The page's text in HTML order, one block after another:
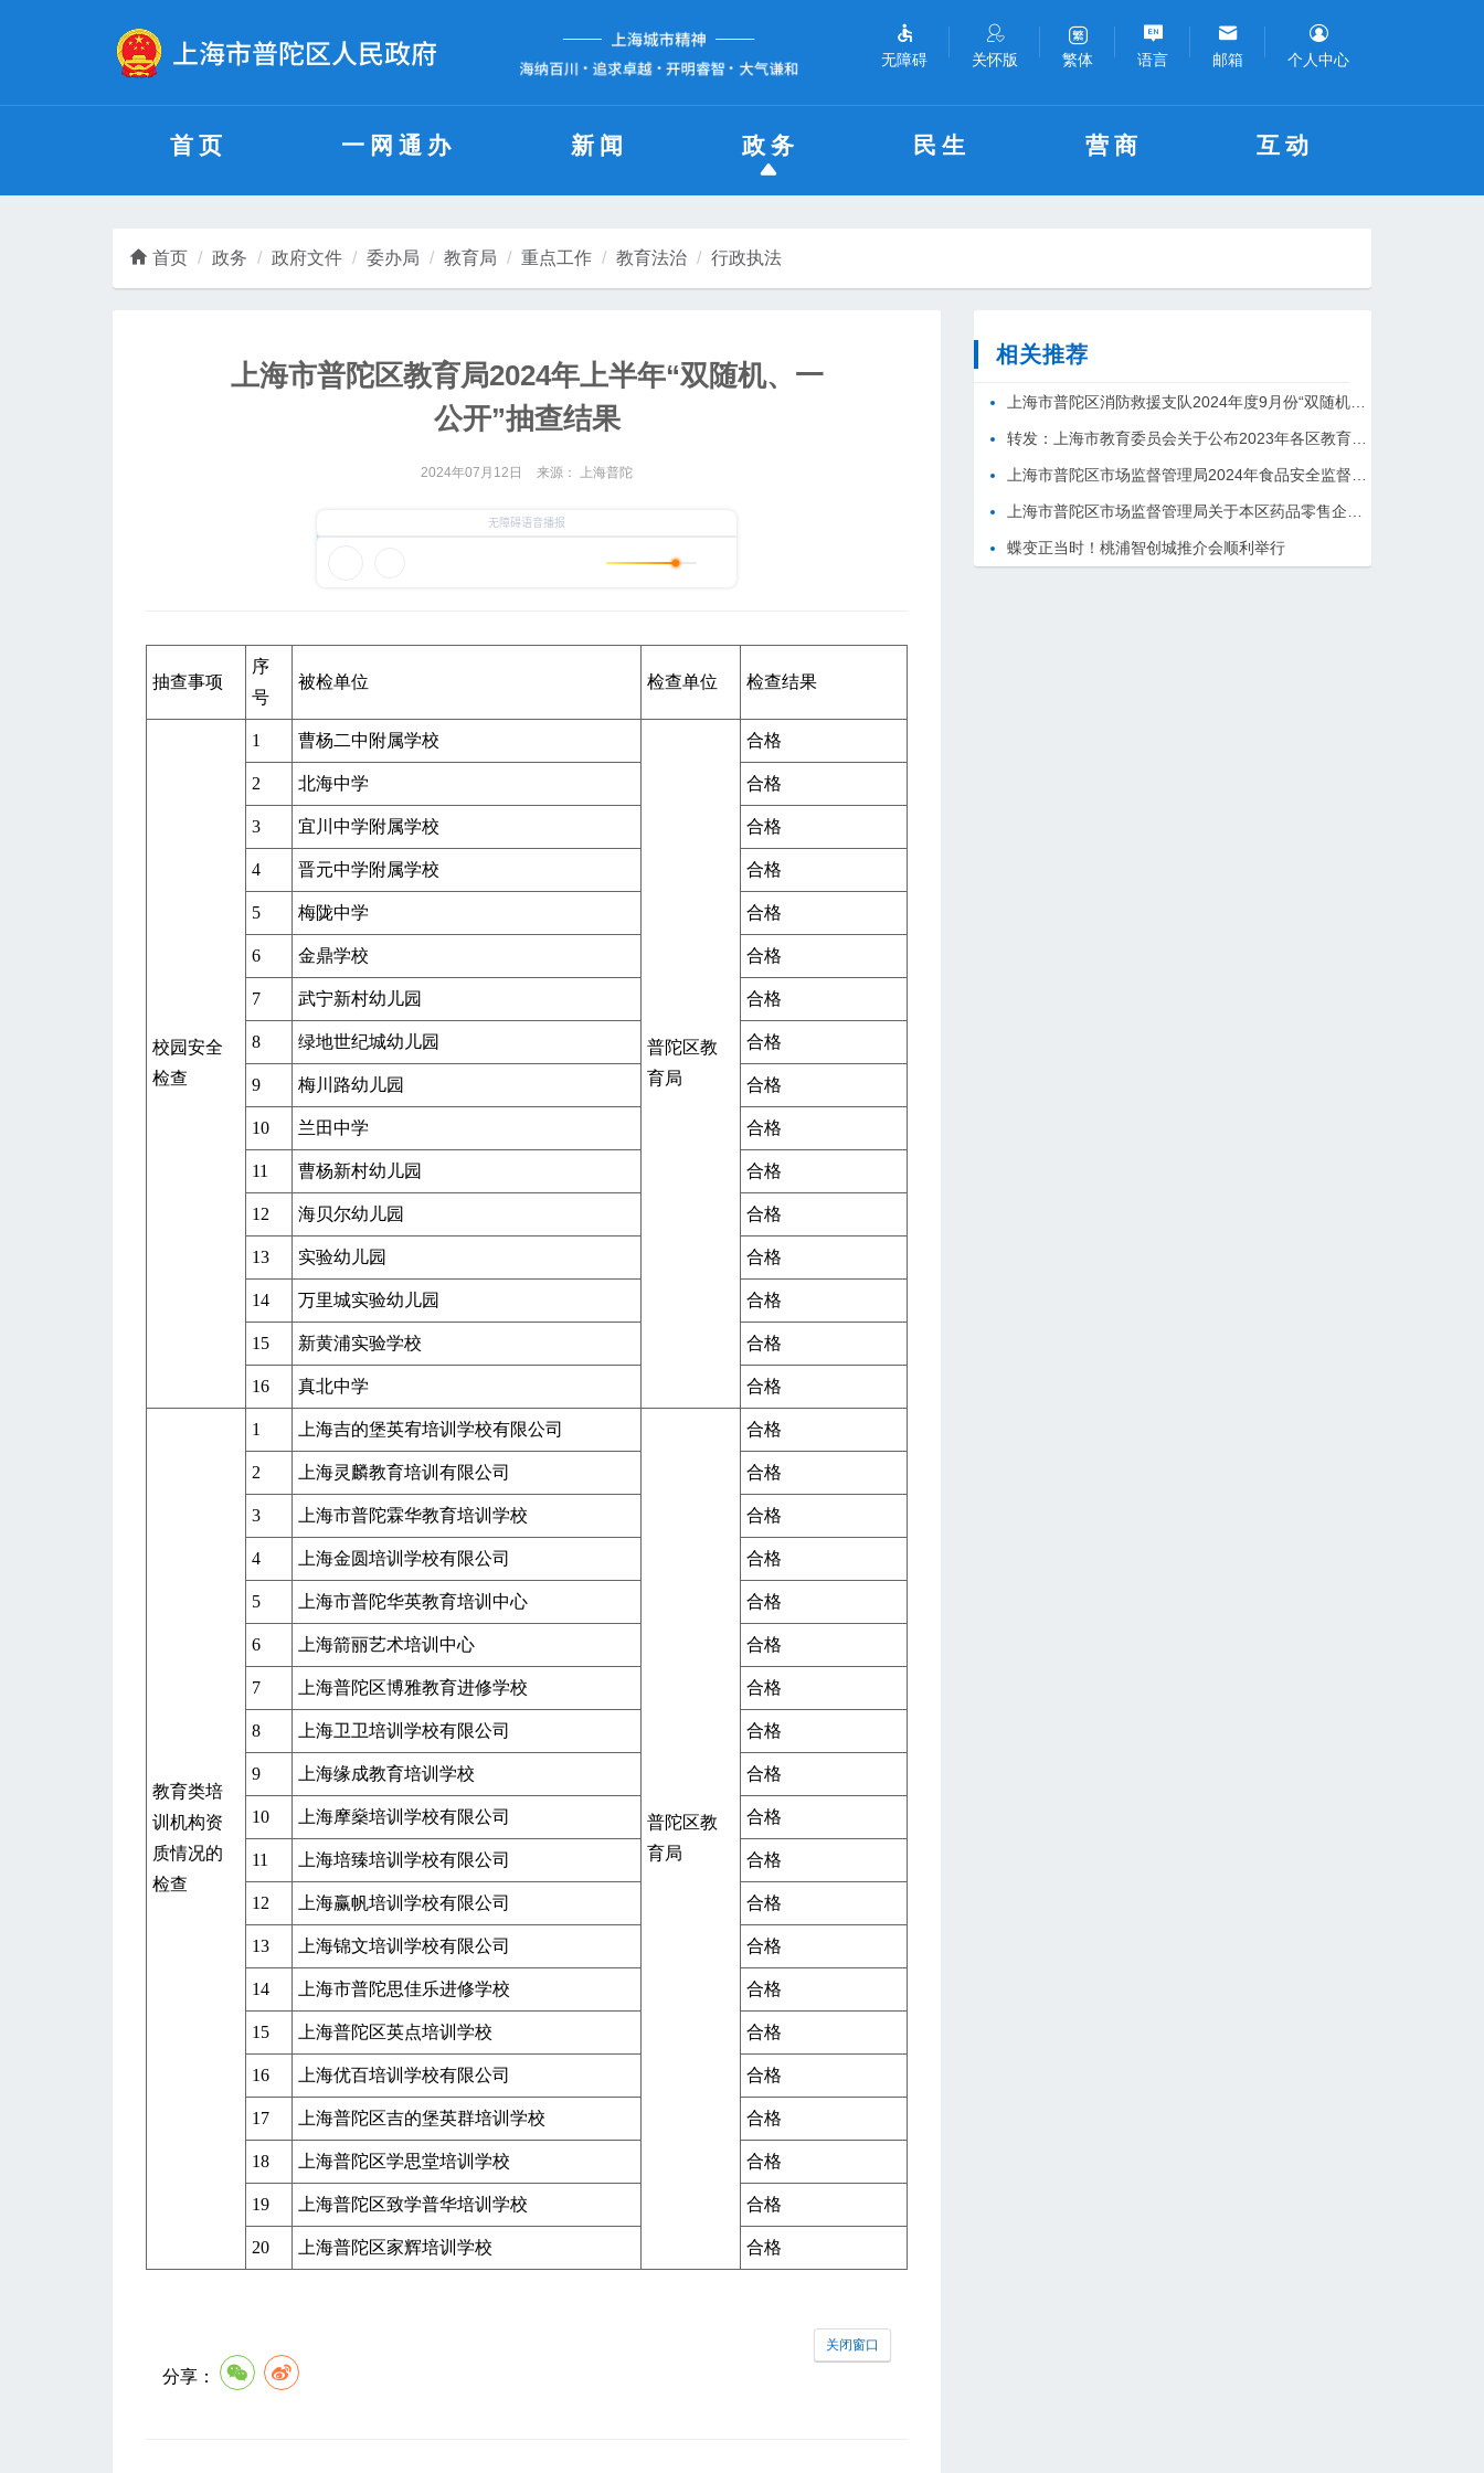
无障碍 关怀版 繁体 语言 邮箱 个人中心
首页 一网通办 新闻 政务 民生 营商 互动
首页 政务 政府文件 委办局 教育局 重点工作 教育法治 行政执法
上海市普陀区教育局2024年上半年“双随机、一
公开”抽查结果
2024年07月12日 来源： 上海普陀
抽查事项
序
号
被检单位 检查单位 检查结果
校园安全
检查
1 曹杨二中附属学校
普陀区教
育局
合格
2 北海中学 合格
3 宜川中学附属学校 合格
4 晋元中学附属学校 合格
5 梅陇中学 合格
6 金鼎学校 合格
7 武宁新村幼儿园 合格
8 绿地世纪城幼儿园 合格
9 梅川路幼儿园 合格
10 兰田中学 合格
11 曹杨新村幼儿园 合格
12 海贝尔幼儿园 合格
13 实验幼儿园 合格
14 万里城实验幼儿园 合格
15 新黄浦实验学校 合格
16 真北中学 合格
教育类培
训机构资
质情况的
检查
1 上海吉的堡英宥培训学校有限公司
普陀区教
育局
合格
2 上海灵麟教育培训有限公司 合格
3 上海市普陀霖华教育培训学校 合格
4 上海金圆培训学校有限公司 合格
5 上海市普陀华英教育培训中心 合格
6 上海箭丽艺术培训中心 合格
7 上海普陀区博雅教育进修学校 合格
8 上海卫卫培训学校有限公司 合格
9 上海缘成教育培训学校 合格
10 上海摩燊培训学校有限公司 合格
11 上海培臻培训学校有限公司 合格
12 上海赢帆培训学校有限公司 合格
13 上海锦文培训学校有限公司 合格
14 上海市普陀思佳乐进修学校 合格
15 上海普陀区英点培训学校 合格
16 上海优百培训学校有限公司 合格
17 上海普陀区吉的堡英群培训学校 合格
18 上海普陀区学思堂培训学校 合格
19 上海普陀区致学普华培训学校 合格
20 上海普陀区家辉培训学校 合格
分享：
关闭窗口
相关推荐
蝶变正当时！桃浦智创城推介会顺利举行